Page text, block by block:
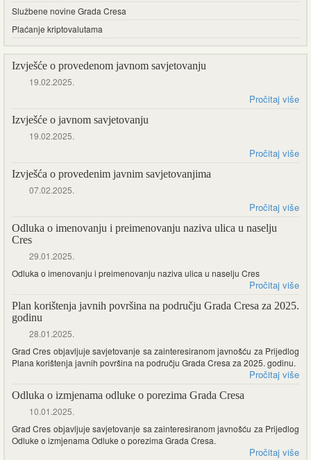
Službene novine Grada Cresa
Plaćanje kriptovalutama
Izvješće o provedenom javnom savjetovanju
19.02.2025.
Pročitaj više
Izvješće o javnom savjetovanju
19.02.2025.
Pročitaj više
Izvješća o provedenim javnim savjetovanjima
07.02.2025.
Pročitaj više
Odluka o imenovanju i preimenovanju naziva ulica u naselju
Cres
29.01.2025.
Odluka o imenovanju i preimenovanju naziva ulica u naselju Cres
Pročitaj više
Plan korištenja javnih površina na području Grada Cresa za 2025.
godinu
28.01.2025.
Grad Cres objavljuje savjetovanje sa zainteresiranom javnošću za Prijedlog
Plana korištenja javnih površina na području Grada Cresa za 2025. godinu.
Pročitaj više
Odluka o izmjenama odluke o porezima Grada Cresa
10.01.2025.
Grad Cres objavljuje savjetovanje sa zainteresiranom javnošću za Prijedlog
Odluke o izmjenama Odluke o porezima Grada Cresa.
Pročitaj više